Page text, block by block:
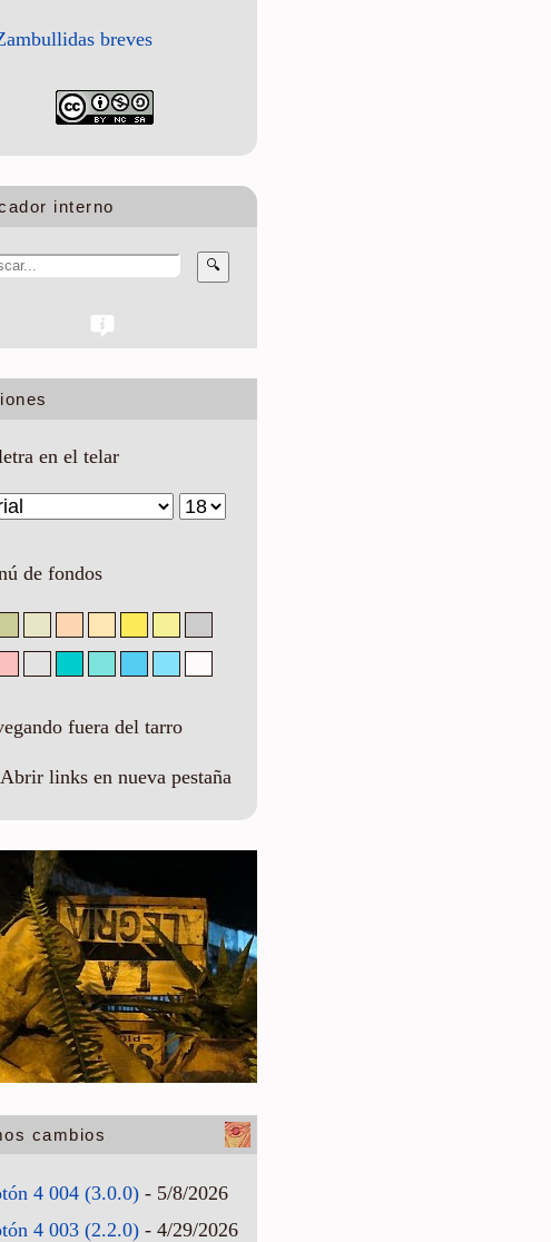
breves
interno
🔍
en el telar
de fondos
fuera del tarro
Abrir links en nueva pestaña
cambios
4 004 (3.0.0)- 5/8/2026
4 003 (2.2.0)- 4/29/2026